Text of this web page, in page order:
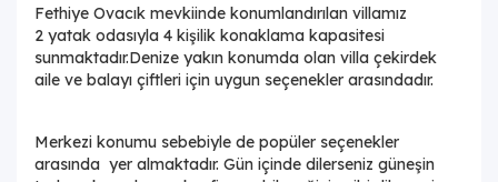
Fethiye Ovacık mevkiinde konumlandırılan villamız
2 yatak odasıyla 4 kişilik konaklama kapasitesi
sunmaktadır.Denize yakın konumda olan villa çekirdek
aile ve balayı çiftleri için uygun seçenekler arasındadır.
Merkezi konumu sebebiyle de popüler seçenekler
arasında yer almaktadır. Gün içinde dilerseniz güneşin